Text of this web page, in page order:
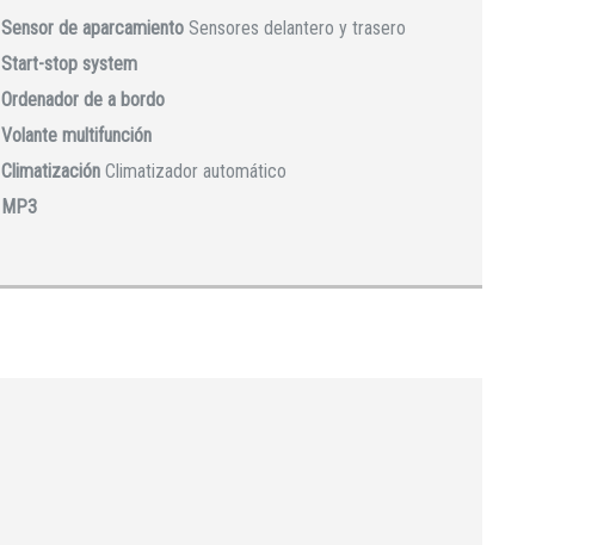
Sensor de aparcamiento Sensores delantero y trasero
Start-stop system
Ordenador de a bordo
Volante multifunción
ClimatizaciónClimatizador automático
MP3